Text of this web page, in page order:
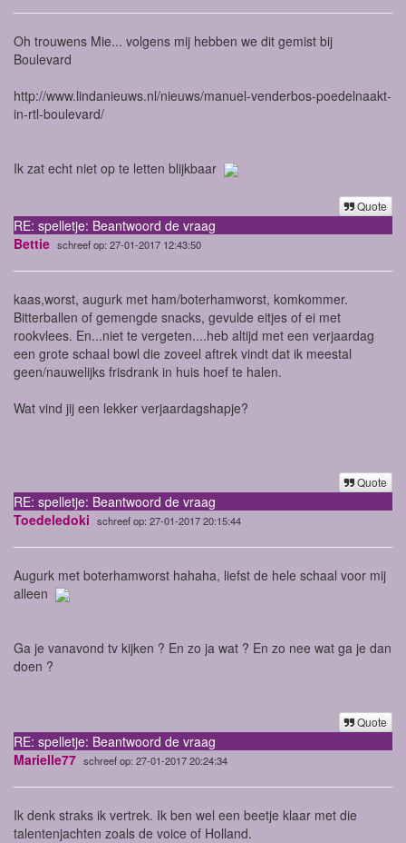
Oh trouwens Mie... volgens mij hebben we dit gemist bij
Boulevard
http://www.lindanieuws.nl/nieuws/manuel-venderbos-poedelnaakt-
in-rtl-boulevard/
Ik zat echt niet op te letten blijkbaar
Quote
RE: spelletje: Beantwoord de vraag
Bettie schreef op: 27-01-2017 12:43:50
kaas,worst, augurk met ham/boterhamworst, komkommer.
Bitterballen of gemengde snacks, gevulde eitjes of ei met
rookvlees. En...niet te vergeten....heb altijd met een verjaardag
een grote schaal bowl die zoveel aftrek vindt dat ik meestal
geen/nauwelijks frisdrank in huis hoef te halen.
Wat vind jij een lekker verjaardagshapje?
Quote
RE: spelletje: Beantwoord de vraag
Toedeledoki schreef op: 27-01-2017 20:15:44
Augurk met boterhamworst hahaha, liefst de hele schaal voor mij
alleen
Ga je vanavond tv kijken ? En zo ja wat ? En zo nee wat ga je dan
doen ?
Quote
RE: spelletje: Beantwoord de vraag
Marielle77 schreef op: 27-01-2017 20:24:34
Ik denk straks ik vertrek. Ik ben wel een beetje klaar met die
talentenjachten zoals de voice of Holland.